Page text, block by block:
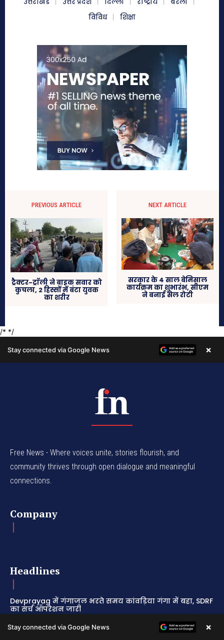
Free News - Where voices unite, stories flourish, and
community thrives through open dialogue and meaningful
connections.
Company
Headlines
Devprayag में गंगाजल भरते समय कांवड़िया गंगा में बहा, SDRF
का सर्च ऑपरेशन जारी
Rudrapur में गैस रिसाव से घर में लगी आग, पिता और दो बच्चों
Stay connected via Google News ×